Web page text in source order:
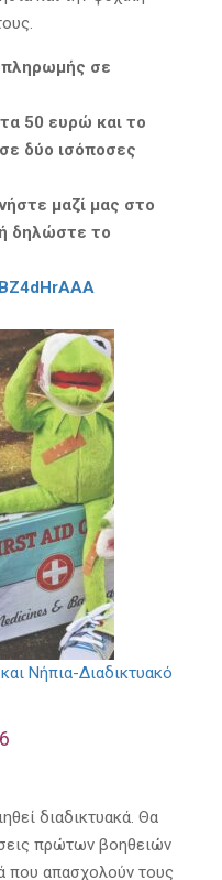
σε
50 ευρώ και το
δύο ισόποσες
μαζί μας στο
δηλώστε το
Νήπια-Διαδικτυακό
διαδικτυακά. Θα
πρώτων βοηθειών
που απασχολούν τους